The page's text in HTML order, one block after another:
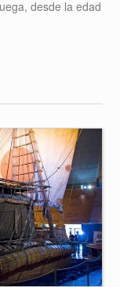
desde la edad